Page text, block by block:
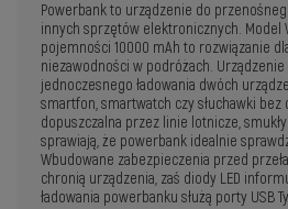
Powerbank to urządzenie do
innych sprzętów elektronicznych. Model
pojemności 10000 mAh to rozwiązanie
niezawodności w podróżach.
jednoczesnego ładowania dwóch
smartfon, smartwatch czy słuchawki bez
dopuszczalna przez linie lotnicze,
sprawiają, że powerbank idealnie
Wbudowane zabezpieczenia przed
chronią urządzenia, zaś diody LED
ładowania powerbanku służą porty USB